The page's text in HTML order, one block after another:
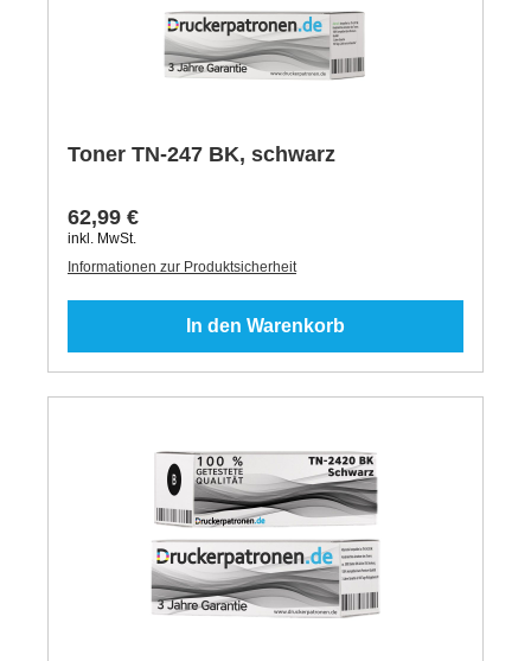
Toner TN-247 BK, schwarz
62,99 €
inkl. MwSt.
Informationen zur Produktsicherheit
In den Warenkorb